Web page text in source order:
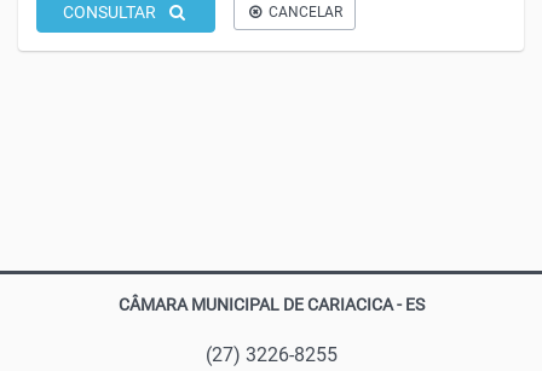
CONSULTAR CANCELAR
CÂMARA MUNICIPAL DE CARIACICA - ES
(27) 3226-8255